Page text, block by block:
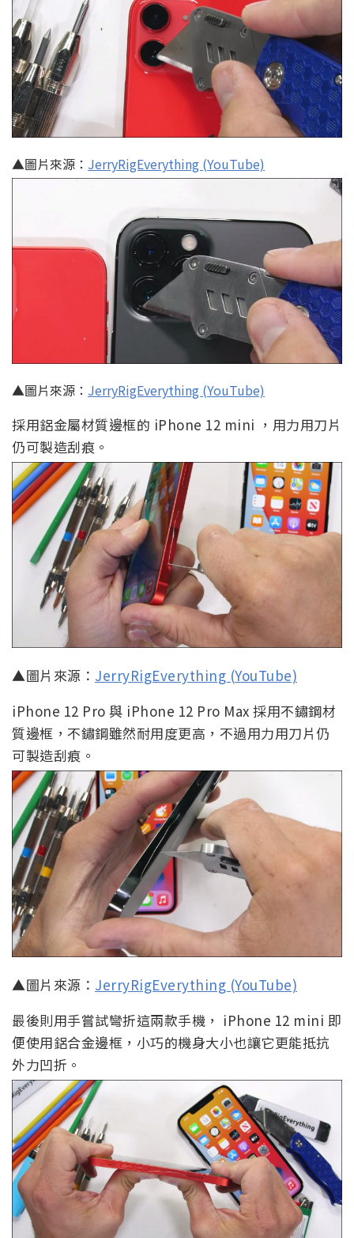
▲圖片來源： JerryRigEverything (YouTube)
▲圖片來源： JerryRigEverything (YouTube)
採用鋁金屬材質邊框的 iPhone 12 mini ，用力用刀片
仍可製造刮痕。
▲圖片來源： JerryRigEverything (YouTube)
iPhone 12 Pro 與 iPhone 12 Pro Max 採用不鏽鋼材
質邊框，不鏽鋼雖然耐用度更高，不過用力用刀片仍
可製造刮痕。
▲圖片來源： JerryRigEverything (YouTube)
最後則用手嘗試彎折這兩款手機， iPhone 12 mini 即
便使用鋁合金邊框，小巧的機身大小也讓它更能抵抗
外力凹折。